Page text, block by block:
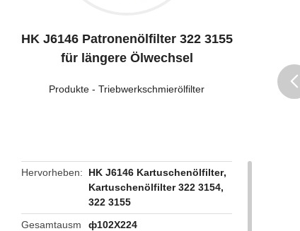
HK J6146 Patronenölfilter 322 3155
für längere Ölwechsel
Produkte - Triebwerkschmierölfilter
Hervorheben HK J6146 Kartuschenölfilter,
Kartuschenölfilter 322 3154,
322 3155
Gesamtausm
ф102X224